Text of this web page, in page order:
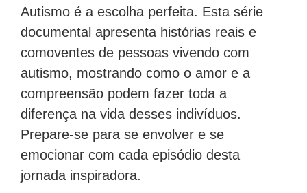
Autismo é a escolha perfeita. Esta série
documental apresenta histórias reais e
comoventes de pessoas vivendo com
autismo, mostrando como o amor e a
compreensão podem fazer toda a
diferença na vida desses indivíduos.
Prepare-se para se envolver e se
emocionar com cada episódio desta
jornada inspiradora.